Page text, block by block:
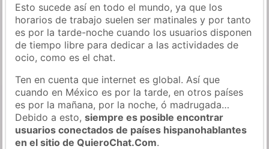
Esto sucede así en todo el mundo, ya que los
horarios de trabajo suelen ser matinales y por tanto
es por la tarde-noche cuando los usuarios disponen
de tiempo libre para dedicar a las actividades de
ocio, como es el chat.
Ten en cuenta que internet es global. Así que
cuando en México es por la tarde, en otros países
es por la mañana, por la noche, ó madrugada…
Debido a esto,siempre es posible encontrar
usuarios conectados de países hispanohablantes
en el sitio de QuieroChat.Com.